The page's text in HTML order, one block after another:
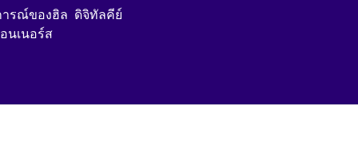
ารณ์ของฮิล
นเนอร์ส
ดิจิทัลคีย์